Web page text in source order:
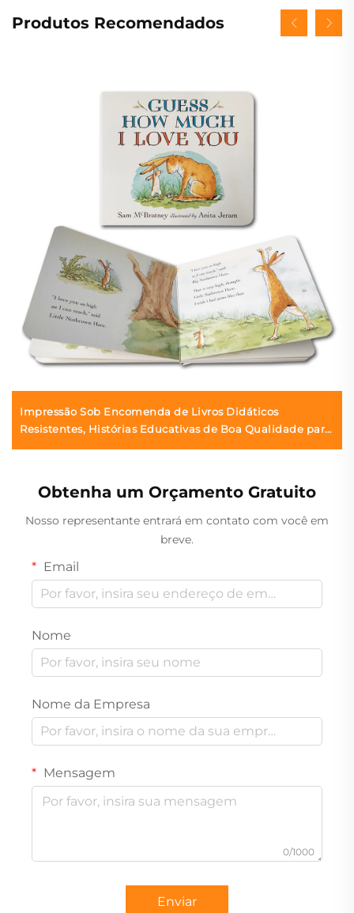
Produtos Recomendados
Impressão Sob Encomenda de Livros Didáticos
Resistentes, Histórias Educativas de Boa Qualidade para
Obtenha um Orçamento Gratuito
Nosso representante entrará em contato com você em
breve.
Email
Nome
Nome da Empresa
Mensagem
0/1000
Enviar